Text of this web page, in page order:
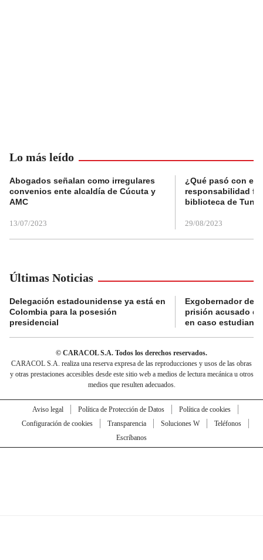
Lo más leído
Abogados señalan como irregulares
convenios ente alcaldía de Cúcuta y
AMC
13/07/2023
¿Qué pasó con el
responsabilidad
biblioteca de
29/08/2023
Últimas Noticias
Delegación estadounidense ya está en
Colombia para la posesión
presidencial
Exgobernador de
prisión acusado
en caso
© CARACOL S.A. Todos los derechos reservados.
CARACOL S.A. realiza una reserva expresa de las reproducciones y usos de las obras
y otras prestaciones accesibles desde este sitio web a medios de lectura mecánica u otros
medios que resulten adecuados.
Aviso legal Política de Protección de Datos
Política de cookies
Configuración de cookies
Transparencia Soluciones W
Teléfonos
Escríbanos